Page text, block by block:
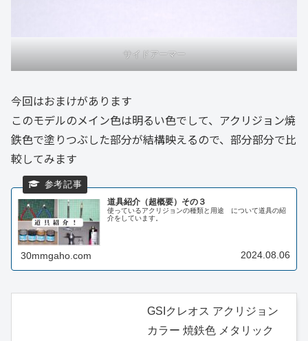
サイドアーマー
今回はおまけがあります
このモデルのメイン色は明るい色でして、アクリジョン焼
鉄色で塗りつぶした部分が結構映えるので、部分部分で比
較してみます
道具紹介（超概要）その３
使っているアクリジョンの種類と用途 について道具の紹
介をしています。
30mmgaho.com 2024.08.06
GSIクレオス アクリジョン
カラー 焼鉄色 メタリック